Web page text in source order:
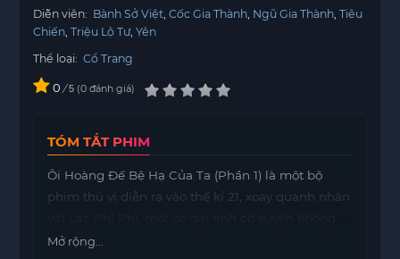
Diễn viên: Bành Sở Việt Cốc Gia Thành Ngũ Gia Thành Tiêu
Chiến Triệu Lộ Tư Yên
Thể loại: Cổ Trang
0 / 5 0 đánh giá
TÓM TẮT PHIM
Ôi Hoàng Đế Bệ Hạ Của Ta (Phần 1) là một bộ
phim thú vị diễn ra vào thế kỉ 21, xoay quanh nhân
đến một quốc gia xa lạ và bí ẩn mang tên Hoàng
Mở rộng...